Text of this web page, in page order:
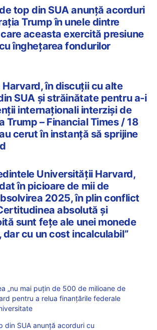
top din SUA anunță acorduri
Trump în unele dintre
aceasta exercită presiune
înghețarea fondurilor
în discuții cu alte
SUA și străinătate pentru a-i
internaționali interziși de
Trump – Financial Times / 18
cerut în instanță să sprijine
Universității Harvard,
în picioare de mii de
2025, în plin conflict
absolută și
sunt fețe ale unei monede
dar cu un cost incalculabil”
„nu mai puțin de 500 de milioane de
pentru a relua finanțările federale
din SUA anunță acorduri cu